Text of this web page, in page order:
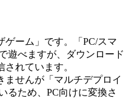
ーム」です。「PC/スマ
遊べますが、ダウンロード
れています。
ませんが「マルチデプロイ
るため、PC向けに変換さ